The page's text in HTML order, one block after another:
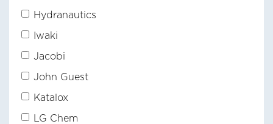
Hydranautics
Iwaki
Jacobi
John Guest
Katalox
LG Chem